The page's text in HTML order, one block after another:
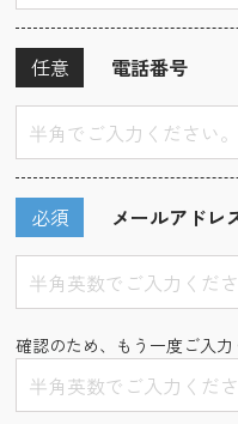
電話番号
任意
メールアドレ
必須
確認のため、もう一度ご入力